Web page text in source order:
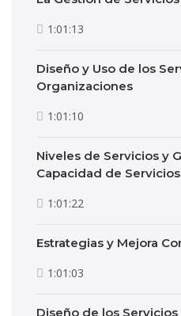
1:01:13
Diseño y Uso de los
Organizaciones
1:01:10
Niveles de Servicios y
Capacidad de
1:01:22
Estrategias y Mejora
1:01:03
Diseño de los